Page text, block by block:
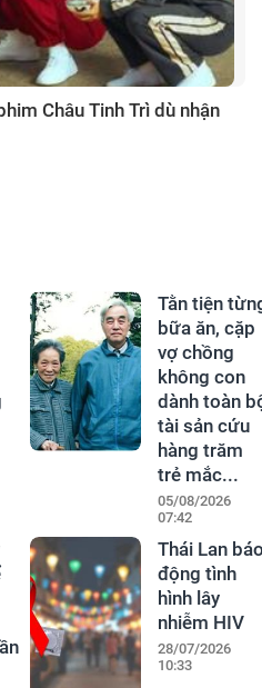
Châu Tinh Trì dù nhận
Tằn tiện
bữa ăn, cặp
vợ chồng
không con
dành toàn
tài sản cứu
hàng trăm
trẻ mắc...
05/08/2026
07:42
Thái Lan
động tình
hình lây
nhiễm HIV
28/07/2026
10:33